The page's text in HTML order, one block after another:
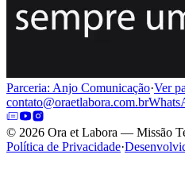
Parceria: Anjo Comunicação·Ver
contato@oraetlabora.com.br
© 2026 Ora et Labora — Missão
Política de Privacidade·